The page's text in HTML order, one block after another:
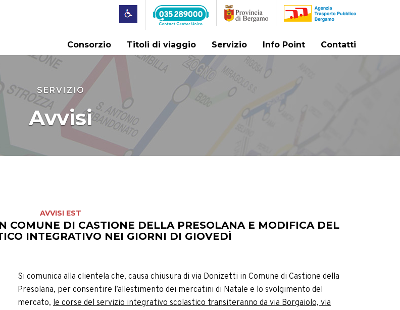
Consorzio Titoli di viaggio Servizio Info Point Contatti
SERVIZIO
Avvisi
AVVISI EST
COMUNE DI CASTIONE DELLA PRESOLANA E MODIFICA DEL
INTEGRATIVO NEI GIORNI DI GIOVEDÌ
Si comunica alla clientela che, causa chiusura di via Donizetti in Comune di Castione della
Presolana, per consentire l’allestimento dei mercatini di Natale e lo svolgimento del
mercato, le corse del servizio integrativo scolastico transiteranno da via Borgaiolo, via